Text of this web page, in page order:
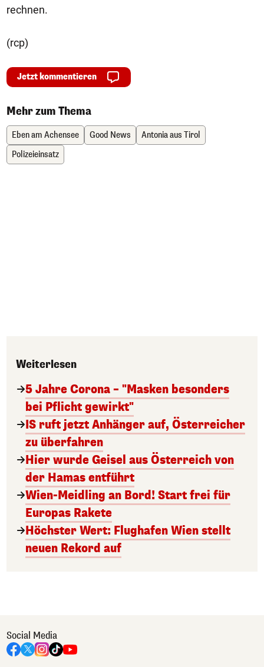
rechnen.
(rcp)
Jetzt kommentieren
Mehr zum Thema
Eben am Achensee Good News
Antonia aus Tirol
Polizeieinsatz
Weiterlesen
5 Jahre Corona – "Masken besonders
bei Pflicht gewirkt"
IS ruft jetzt Anhänger auf, Österreicher
zu überfahren
Hier wurde Geisel aus Österreich von
der Hamas entführt
Wien-Meidling an Bord! Start frei für
Europas Rakete
Höchster Wert: Flughafen Wien stellt
neuen Rekord auf
Social Media